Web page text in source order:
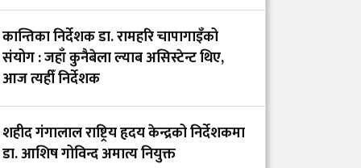
रजिस्ट्रारमा पार्वती
विष्टलाई नियुक्त
प्रतिशत निःशुल्क शय्या र
उपचार सहजीकरणका
लागि फोकल पर्सन
कान्तिका निर्देशक डा. रामहरि चापागाइँको
संयोग : जहाँ कुनैबेला ल्याब असिस्टेन्ट थिए,
आज त्यहीँ निर्देशक
शहीद गंगालाल राष्ट्रिय हृदय केन्द्रको निर्देशकमा
डा. आशिष गोविन्द अमात्य नियुक्त